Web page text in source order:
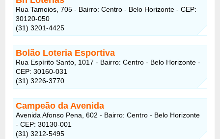
Rua Tamoios, 705 - Bairro: Centro - Belo Horizonte - CEP:
30120-050
(31) 3201-4425
Bolão Loteria Esportiva
Rua Espírito Santo, 1017 - Bairro: Centro - Belo Horizonte -
CEP: 30160-031
(31) 3226-3770
Campeão da Avenida
Avenida Afonso Pena, 602 - Bairro: Centro - Belo Horizonte
- CEP: 30130-001
(31) 3212-5495